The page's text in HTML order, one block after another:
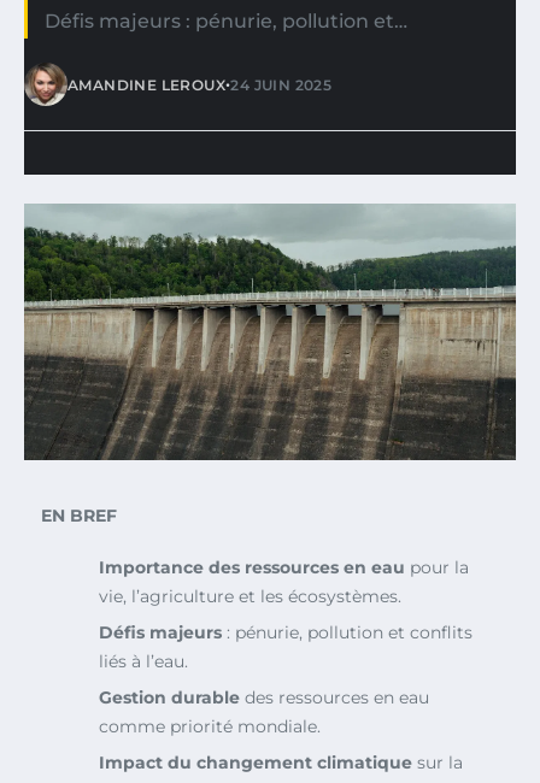
Défis majeurs : pénurie, pollution et…
AMANDINE LEROUX•24 JUIN 2025
EN BREF
Importance des ressources en eau pour la
vie, l’agriculture et les écosystèmes.
Défis majeurs : pénurie, pollution et conflits
liés à l’eau.
Gestion durable des ressources en eau
comme priorité mondiale.
Impact du changement climatique sur la